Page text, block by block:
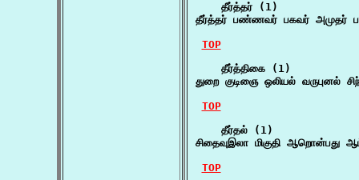
    தீர்த்தர் (1)
தீர்த்தர் பண்ணவர் பகவர் அமுதர்
TOP
    தீர்த்திகை (1)
துறை குடிஞை ஒலியல் வருபுனல்
TOP
    தீர்தல் (1)
சிதைவுஇலா மிகுதி
TOP